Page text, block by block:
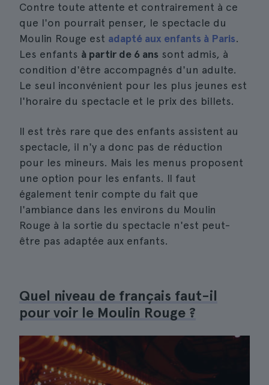
Contre toute attente et contrairement à ce
que l'on pourrait penser, le spectacle du
Moulin Rouge est adapté aux enfants à Paris.
Les enfants à partir de 6 ans sont admis, à
condition d'être accompagnés d'un adulte.
Le seul inconvénient pour les plus jeunes est
l'horaire du spectacle et le prix des billets.
Il est très rare que des enfants assistent au
spectacle, il n'y a donc pas de réduction
pour les mineurs. Mais les menus proposent
une option pour les enfants. Il faut
également tenir compte du fait que
l'ambiance dans les environs du Moulin
Rouge à la sortie du spectacle n'est peut-
être pas adaptée aux enfants.
Quel niveau de français faut-il
pour voir le Moulin Rouge ?